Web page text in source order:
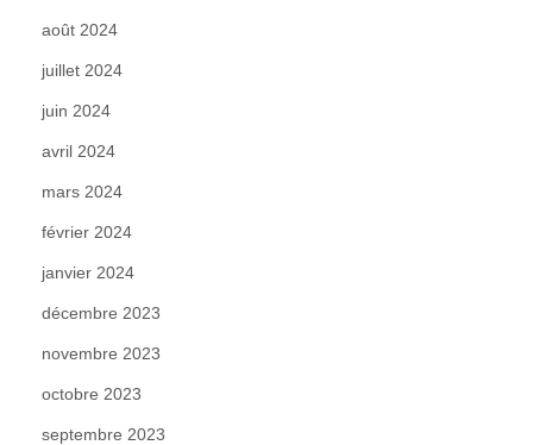
août 2024
juillet 2024
juin 2024
avril 2024
mars 2024
février 2024
janvier 2024
décembre 2023
novembre 2023
octobre 2023
septembre 2023